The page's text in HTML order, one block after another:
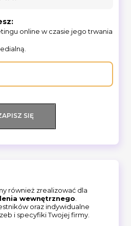
online w czasie jego trwania
SIĘ
również zrealizować dla
wewnętrznego
oraz indywidualne
i specyfiki Twojej firmy.